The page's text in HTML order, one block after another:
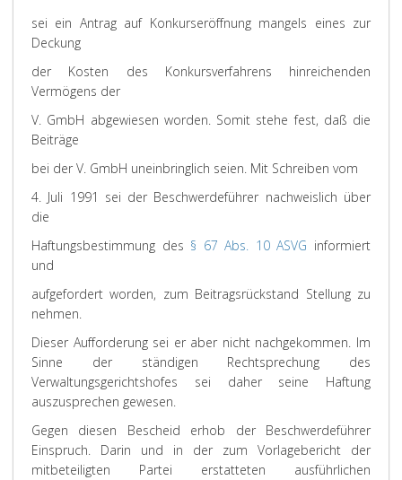
sei ein Antrag auf Konkurseröffnung mangels eines zur
Deckung
der Kosten des Konkursverfahrens hinreichenden
Vermögens der
V. GmbH abgewiesen worden. Somit stehe fest, daß die
Beiträge
bei der V. GmbH uneinbringlich seien. Mit Schreiben vom
4. Juli 1991 sei der Beschwerdeführer nachweislich über
die
Haftungsbestimmung des § 67 Abs. 10 ASVG informiert
und
aufgefordert worden, zum Beitragsrückstand Stellung zu
nehmen.
Dieser Aufforderung sei er aber nicht nachgekommen. Im
Sinne der ständigen Rechtsprechung des
Verwaltungsgerichtshofes sei daher seine Haftung
auszusprechen gewesen.
Gegen diesen Bescheid erhob der Beschwerdeführer
Einspruch. Darin und in der zum Vorlagebericht der
mitbeteiligten Partei erstatteten ausführlichen